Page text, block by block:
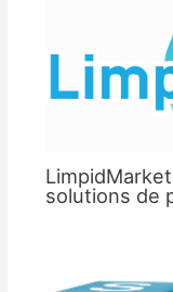
solutions de